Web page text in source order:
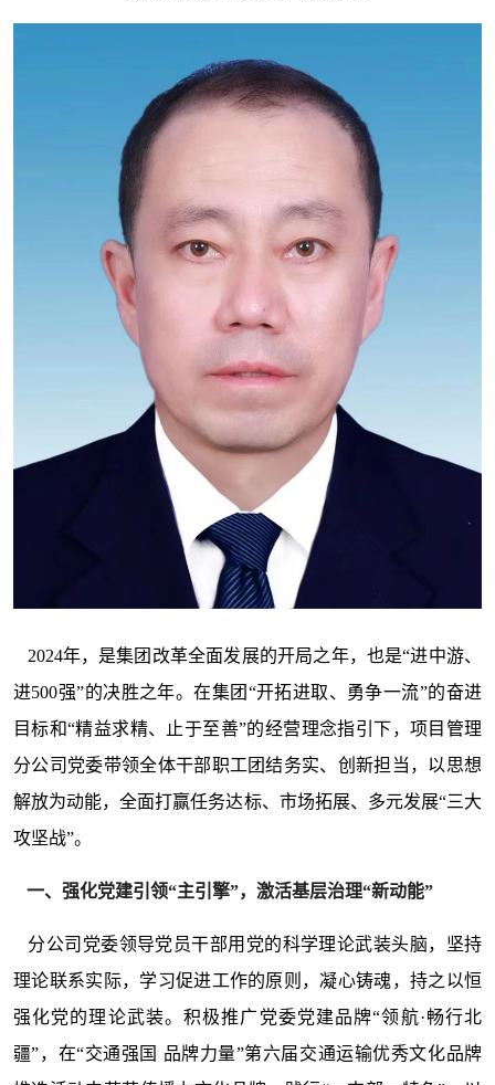
2024年，是集团改革全面发展的开局之年，也是“进中游、
进500强”的决胜之年。在集团“开拓进取、勇争一流”的奋进
目标和“精益求精、止于至善”的经营理念指引下，项目管理
分公司党委带领全体干部职工团结务实、创新担当，以思想
解放为动能，全面打赢任务达标、市场拓展、多元发展“三大
攻坚战”。
一、强化党建引领“主引擎”，激活基层治理“新动能”
分公司党委领导党员干部用党的科学理论武装头脑，坚持
理论联系实际，学习促进工作的原则，凝心铸魂，持之以恒
强化党的理论武装。积极推广党委党建品牌“领航·畅行北
疆”，在“交通强国 品牌力量”第六届交通运输优秀文化品牌